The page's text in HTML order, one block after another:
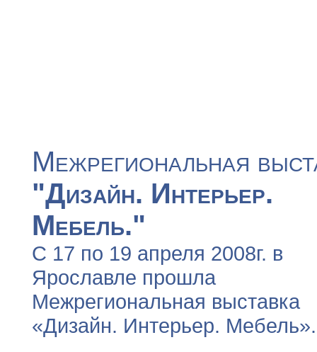
Межрегиональная
"Дизайн. Интерьер.
Мебель."
С 17 по 19 апреля 2008г. в
Ярославле прошла
Межрегиональная выставка
«Дизайн. Интерьер. Мебель».